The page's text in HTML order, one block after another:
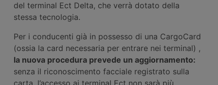
del terminal Ect Delta, che verrà dotato della
stessa tecnologia.
Per i conducenti già in possesso di una CargoCard
(ossia la card necessaria per entrare nei terminal) ,
la nuova procedura prevede un aggiornamento:
senza il riconoscimento facciale registrato sulla